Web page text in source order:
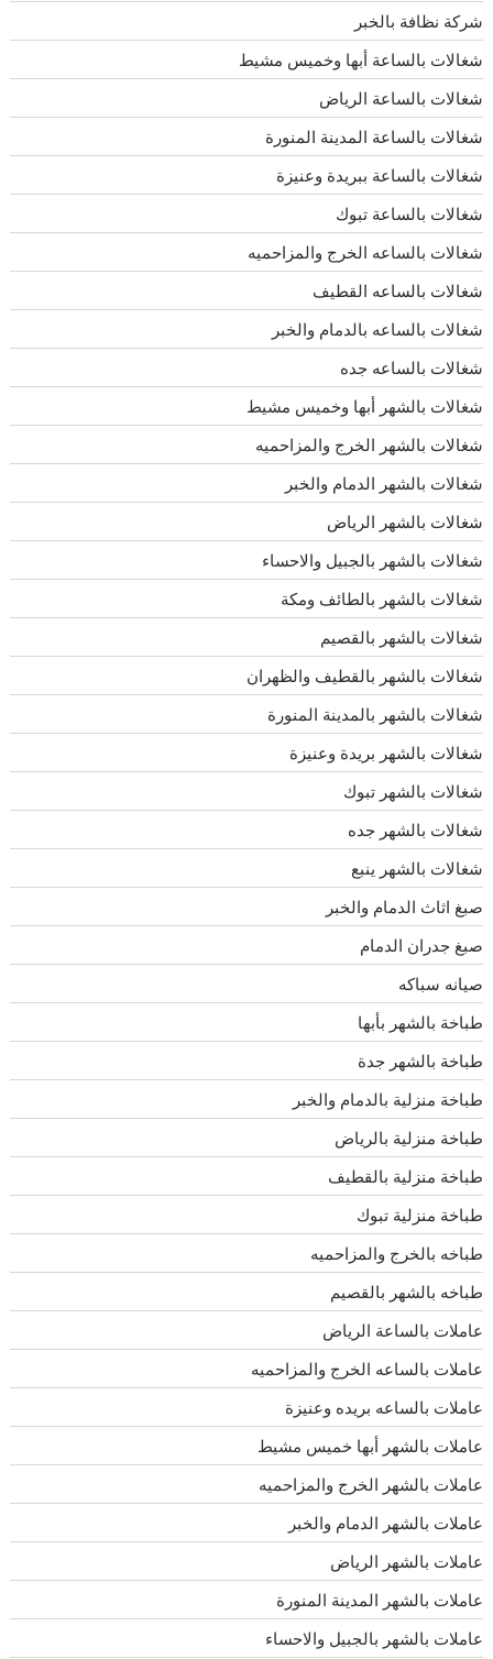
شركة نظافة بالخبر
شغالات بالساعة أبها وخميس مشيط
شغالات بالساعة الرياض
شغالات بالساعة المدينة المنورة
شغالات بالساعة ببريدة وعنيزة
شغالات بالساعة تبوك
شغالات بالساعه الخرج والمزاحميه
شغالات بالساعه القطيف
شغالات بالساعه بالدمام والخبر
شغالات بالساعه جده
شغالات بالشهر أبها وخميس مشيط
شغالات بالشهر الخرج والمزاحميه
شغالات بالشهر الدمام والخبر
شغالات بالشهر الرياض
شغالات بالشهر بالجبيل والاحساء
شغالات بالشهر بالطائف ومكة
شغالات بالشهر بالقصيم
شغالات بالشهر بالقطيف والظهران
شغالات بالشهر بالمدينة المنورة
شغالات بالشهر بريدة وعنيزة
شغالات بالشهر تبوك
شغالات بالشهر جده
شغالات بالشهر ينبع
صبغ اثاث الدمام والخبر
صبغ جدران الدمام
صيانه سباكه
طباخة بالشهر بأبها
طباخة بالشهر جدة
طباخة منزلية بالدمام والخبر
طباخة منزلية بالرياض
طباخة منزلية بالقطيف
طباخة منزلية تبوك
طباخه بالخرج والمزاحميه
طباخه بالشهر بالقصيم
عاملات بالساعة الرياض
عاملات بالساعه الخرج والمزاحميه
عاملات بالساعه بريده وعنيزة
عاملات بالشهر أبها خميس مشيط
عاملات بالشهر الخرج والمزاحميه
عاملات بالشهر الدمام والخبر
عاملات بالشهر الرياض
عاملات بالشهر المدينة المنورة
عاملات بالشهر بالجبيل والاحساء